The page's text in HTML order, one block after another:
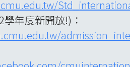
年度新開放!)：